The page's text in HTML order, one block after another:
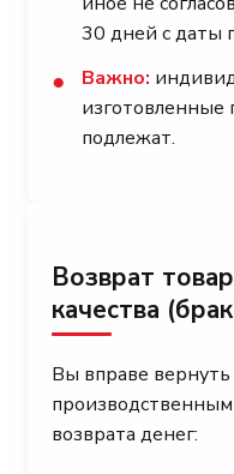
30 дней с даты
● Важно:
изготовленные
подлежат.
Возврат
качества
Вы вправе вернуть
возврата денег: